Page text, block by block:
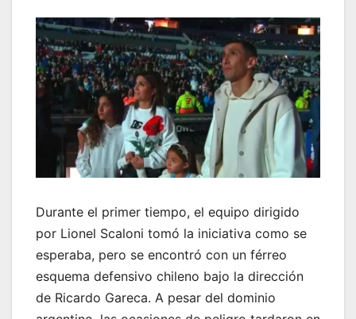
Durante el primer tiempo, el equipo dirigido
por Lionel Scaloni tomó la iniciativa como se
esperaba, pero se encontró con un férreo
esquema defensivo chileno bajo la dirección
de Ricardo Gareca. A pesar del dominio